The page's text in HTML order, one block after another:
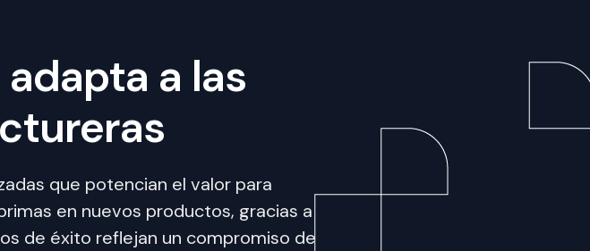
a las
que potencian el valor para
en nuevos productos, gracias a
de éxito reflejan un compromiso de